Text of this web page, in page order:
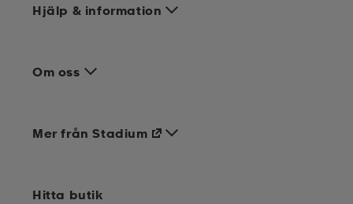
Hjälp & information
Om oss
Mer från Stadium
Hitta butik